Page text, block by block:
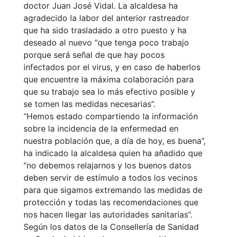
doctor Juan José Vidal. La alcaldesa ha
agradecido la labor del anterior rastreador
que ha sido trasladado a otro puesto y ha
deseado al nuevo “que tenga poco trabajo
porque será señal de que hay pocos
infectados por el virus, y en caso de haberlos
que encuentre la máxima colaboración para
que su trabajo sea lo más efectivo posible y
se tomen las medidas necesarias”.
“Hemos estado compartiendo la información
sobre la incidencia de la enfermedad en
nuestra población que, a día de hoy, es buena”,
ha indicado la alcaldesa quien ha añadido que
“no debemos relajarnos y los buenos datos
deben servir de estímulo a todos los vecinos
para que sigamos extremando las medidas de
protección y todas las recomendaciones que
nos hacen llegar las autoridades sanitarias”.
Según los datos de la Consellería de Sanidad